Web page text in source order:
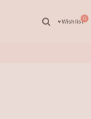
♥︎Wishlist